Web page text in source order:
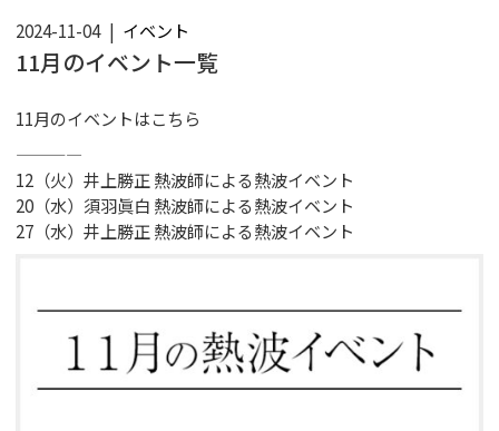
SAUNA サウナ
PRICE
GUIDANCE ご利用案内
ACCESS アクセス
RESERVATION
2024-11-04 イベント
11月のイベント一覧
11月のイベントはこちら
————
12（火）井上勝正 熱波師による熱波イベント
20（水）須羽眞白 熱波師による熱波イベント
27（水）井上勝正 熱波師による熱波イベント